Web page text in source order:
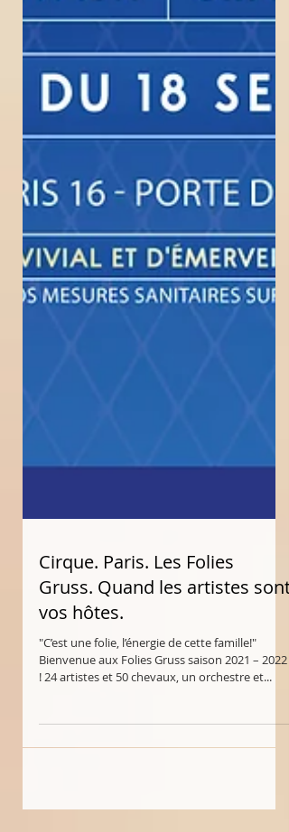
Cirque. Paris. Les Folies
Gruss. Quand les artistes sont
vos hôtes.
"C’est une folie, l’énergie de cette famille!"
! 24 artistes et 50 chevaux, un orchestre et...